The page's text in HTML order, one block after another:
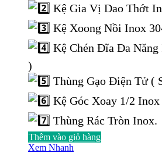
Kệ Gia Vị Dao Thớt
Kệ Xoong Nồi Inox
Kệ Chén Đĩa Đa Năng
)
Thùng Gạo Điện Tử (
Kệ Góc Xoay 1/2 Inox
Thùng Rác Tròn Inox.
Thêm vào giỏ hàng
Xem Nhanh